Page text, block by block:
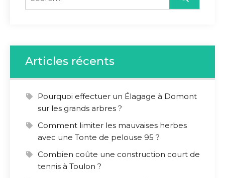
for:
Articles récents
Pourquoi effectuer un Élagage à Domont
sur les grands arbres ?
Comment limiter les mauvaises herbes
avec une Tonte de pelouse 95 ?
Combien coûte une construction court de
tennis à Toulon ?